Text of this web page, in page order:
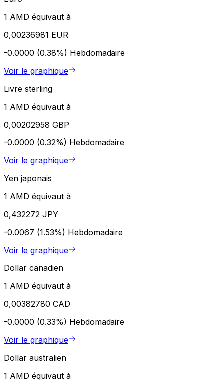
1 AMD équivaut à
0,00236981 EUR
-0.0000 (0.38%) Hebdomadaire
Voir le graphique
Livre sterling
1 AMD équivaut à
0,00202958 GBP
-0.0000 (0.32%) Hebdomadaire
Voir le graphique
Yen japonais
1 AMD équivaut à
0,432272 JPY
-0.0067 (1.53%) Hebdomadaire
Voir le graphique
Dollar canadien
1 AMD équivaut à
0,00382780 CAD
-0.0000 (0.33%) Hebdomadaire
Voir le graphique
Dollar australien
1 AMD équivaut à